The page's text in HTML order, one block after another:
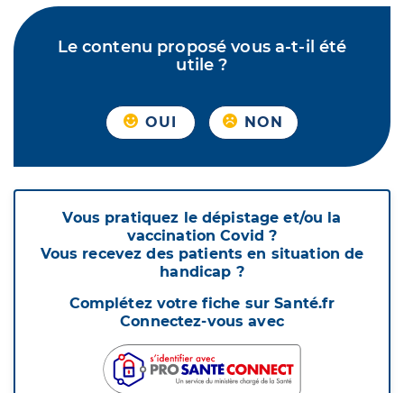
Le contenu proposé vous a-t-il été
utile ?
OUI NON
Vous pratiquez le dépistage et/ou la
vaccination Covid ?
Vous recevez des patients en situation de
handicap ?
Complétez votre fiche sur Santé.fr
Connectez-vous avec